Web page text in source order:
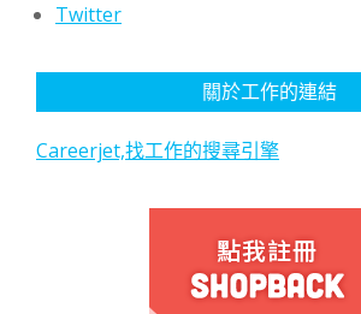
Twitter
關於工作的連結
Careerjet,找工作的搜尋引擎